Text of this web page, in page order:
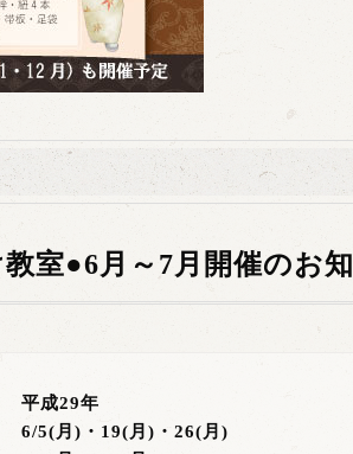
室●6月～7月開催のお
平成29年
6/5(月)・19(月)・26(月)